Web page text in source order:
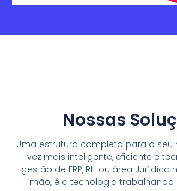
Nossas
Uma estrutura completa para o seu
vez mais inteligente, eficiente e
gestão de ERP, RH ou área
mão, é a tecnologia trabalhando